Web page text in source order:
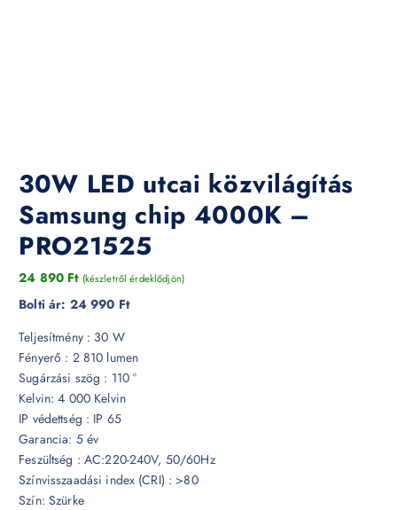
30W LED utcai közvilágítás
Samsung chip 4000K –
PRO21525
24 890 Ft (készletről érdeklődjön)
Bolti ár: 24 990 Ft
Teljesítmény : 30 W
Fényerő : 2 810 lumen
Sugárzási szög : 110 °
Kelvin: 4 000 Kelvin
IP védettség : IP 65
Garancia: 5 év
Feszültség : AC:220-240V, 50/60Hz
Színvisszaadási index (CRI) : >80
Szín: Szürke